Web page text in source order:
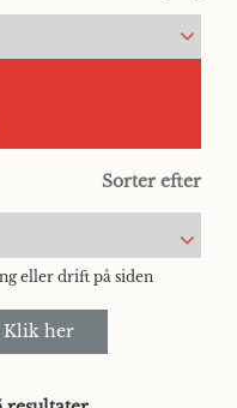
Sorter efter
eller drift på siden
Klik her